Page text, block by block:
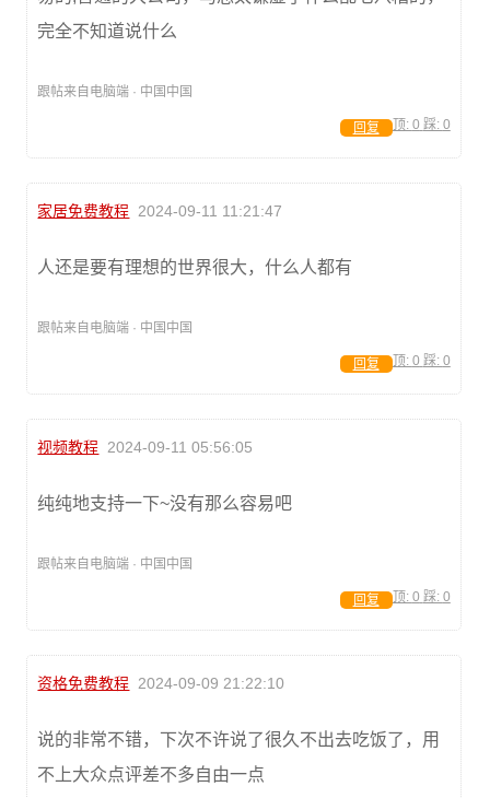
完全不知道说什么
跟帖来自电脑端 · 中国中国
顶: 0 踩: 0
回复
家居免费教程 2024-09-11 11:21:47
人还是要有理想的世界很大，什么人都有
跟帖来自电脑端 · 中国中国
顶: 0 踩: 0
回复
视频教程 2024-09-11 05:56:05
纯纯地支持一下~没有那么容易吧
跟帖来自电脑端 · 中国中国
顶: 0 踩: 0
回复
资格免费教程 2024-09-09 21:22:10
说的非常不错，下次不许说了很久不出去吃饭了，用
不上大众点评差不多自由一点